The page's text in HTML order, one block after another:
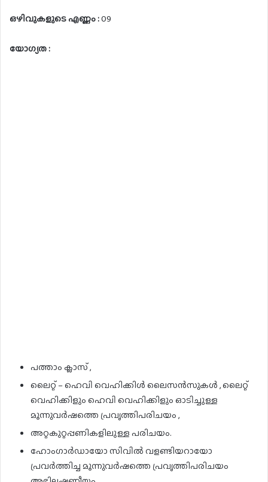
ഒഴിവുകളുടെ എണ്ണം :09
യോഗ്യത :
പത്താം ക്ലാസ് ,
ലൈറ്റ് – ഹെവി വെഹിക്കിൾ ലൈസൻസുകൾ , ലൈറ്റ്
വെഹിക്കിളും ഹെവി വെഹിക്കിളും ഓടിച്ചുള്ള
മൂന്നുവർഷത്തെ പ്രവൃത്തിപരിചയം ,
അറ്റകുറ്റപ്പണികളിലുള്ള പരിചയം.
ഹോംഗാർഡായോ സിവിൽ വളണ്ടിയറായോ
പ്രവർത്തിച്ച മൂന്നുവർഷത്തെ പ്രവൃത്തിപരിചയം